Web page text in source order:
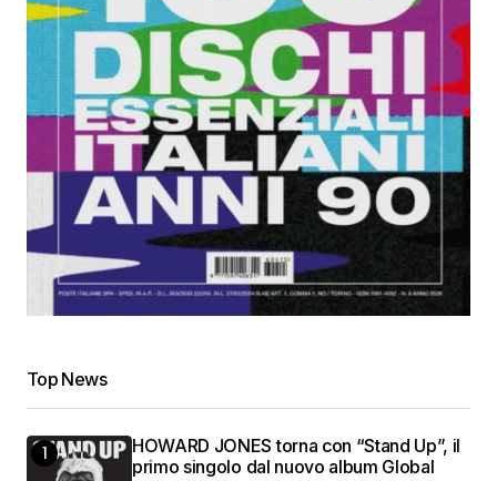
Top News
HOWARD JONES torna con “Stand Up”, il
primo singolo dal nuovo album Global